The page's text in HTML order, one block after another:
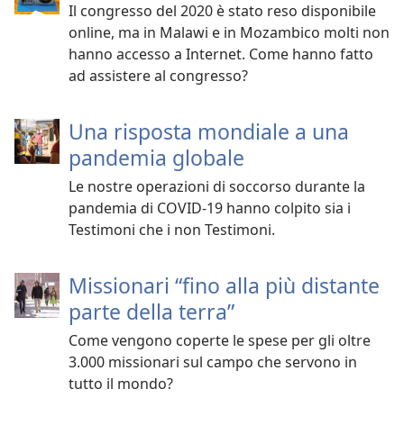
Il congresso del 2020 è stato reso disponibile
online, ma in Malawi e in Mozambico molti non
hanno accesso a Internet. Come hanno fatto
ad assistere al congresso?
Una risposta mondiale a una
pandemia globale
Le nostre operazioni di soccorso durante la
pandemia di COVID-19 hanno colpito sia i
Testimoni che i non Testimoni.
Missionari “fino alla più distante
parte della terra”
Come vengono coperte le spese per gli oltre
3.000 missionari sul campo che servono in
tutto il mondo?